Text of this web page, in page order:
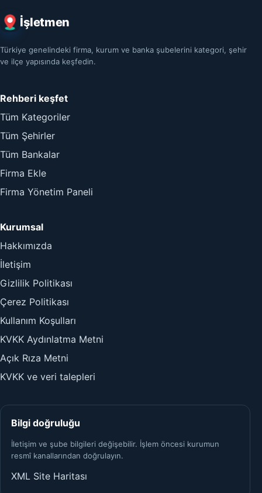
İşletmen
Türkiye genelindeki firma, kurum ve banka şubelerini kategori, şehir
ve ilçe yapısında keşfedin.
Rehberi keşfet
Tüm Kategoriler
Tüm Şehirler
Tüm Bankalar
Firma Ekle
Firma Yönetim Paneli
Kurumsal
Hakkımızda
İletişim
Gizlilik Politikası
Çerez Politikası
Kullanım Koşulları
KVKK Aydınlatma Metni
Açık Rıza Metni
KVKK ve veri talepleri
Bilgi doğruluğu
İletişim ve şube bilgileri değişebilir. İşlem öncesi kurumun
resmî kanallarından doğrulayın.
XML Site Haritası